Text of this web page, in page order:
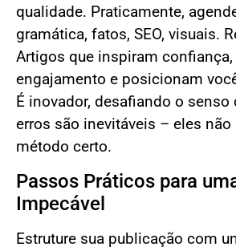
qualidade. Praticamente,
gramática, fatos, SEO, visuais.
Artigos que inspiram confiança,
engajamento e posicionam
É inovador, desafiando o
erros são inevitáveis – eles não
método certo.
Passos Práticos para
Impecável
Estruture sua publicação com